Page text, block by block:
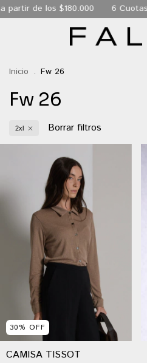
$180.000 6 Cuotas sin interés
Inicio . Fw 26
Fw 26
2xl Borrar filtros
30% OFF
CAMISA TISSOT